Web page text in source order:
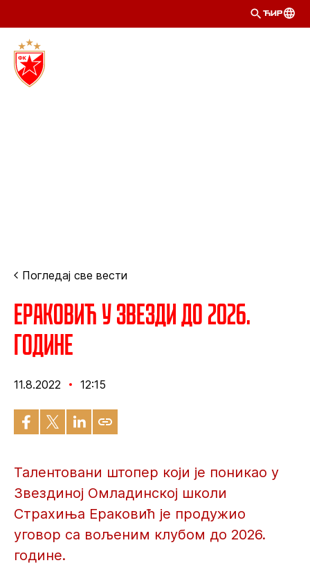
ЋИР
Погледај све вести
Ераковић у Звезди до 2026.
године
11.8.2022 12:15
Талентовани штопер који је поникао у
Звездиној Омладинској школи
Страхиња Ераковић је продужио
уговор са вољеним клубом до 2026.
године.